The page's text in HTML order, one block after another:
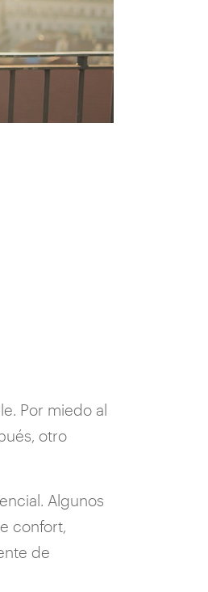
Por miedo al
otro
Algunos
confort,
de